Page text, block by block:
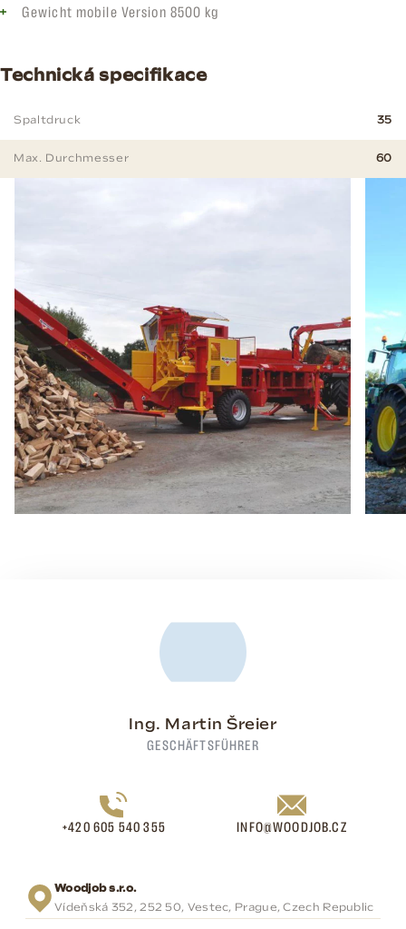
Gewicht mobile Version 8500 kg
Technická specifikace
Spaltdruck 35
Max. Durchmesser 60
Ing. Martin Šreier
GESCHÄFTSFÜHRER
+420 605 540 355 INFO@WOODJOB.CZ
Woodjob s.r.o.
Vídeňská 352, 252 50, Vestec, Prague, Czech Republic